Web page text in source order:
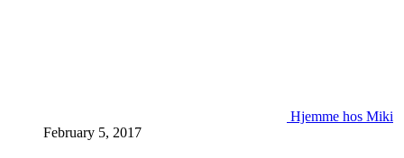
Hjemme hos Miki
February 5, 2017